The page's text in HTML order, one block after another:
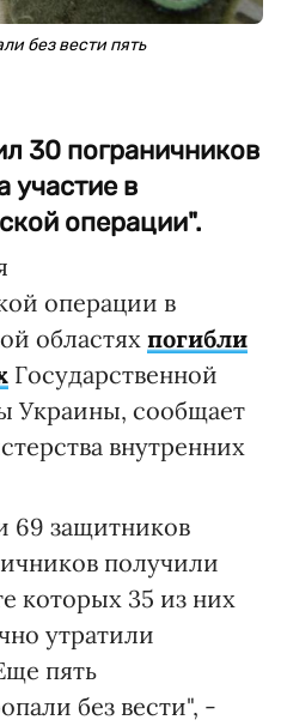
без вести пять
30 пограничников
участие в
операции".
операции в
областях погибли
Государственной
Украины, сообщает
внутренних
69 защитников
получили
которых 35 из них
утратили
пять
без вести", -